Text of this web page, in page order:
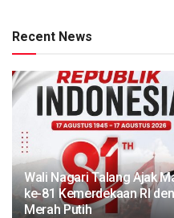
Recent News
Wali Nagari Talang Ajak
ke-81 Kemerdekaan RI
Merah Putih